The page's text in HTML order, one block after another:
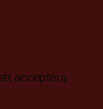
acceptera